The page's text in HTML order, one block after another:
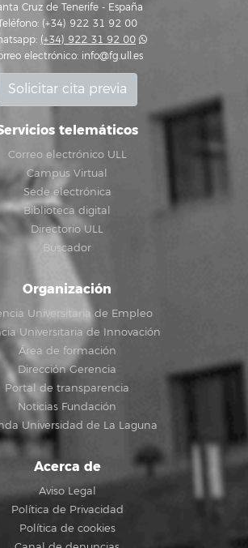
Cruz de Tenerife - España
(+34) 922 31 92 00
(+34) 922 31 92 00
electrónico: info@fg.ull.es
Solicitar cita previa
telemáticos
Correo electrónico ULL
Campus Virtual
Sede electrónica
Biblioteca digital
Directorio ULL
Buscador
Organización
Universitaria de Empleo
Universitaria de Innovación
Área de formación
Dirección Gerencia
Portal de transparencia
Noticias Fundación
Universidad de La Laguna
Acerca de
Aviso Legal
Política de Privacidad
Política de cookies